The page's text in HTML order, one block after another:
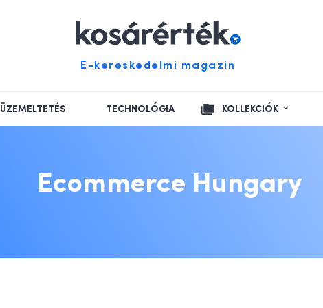
E-kereskedelmi magazin
ÜZEMELTETÉS TECHNOLÓGIA KOLLEKCIÓK
Ecommerce Hungary